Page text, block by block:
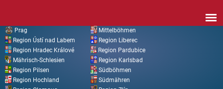
Prag
Mittelböhmen
Region Ústí nad Labem
Region Liberec
Region Hradec Králové
Region Pardubice
Mährisch-Schlesien
Region Karlsbad
Region Pilsen
Südböhmen
Region Hochland
Südmähren